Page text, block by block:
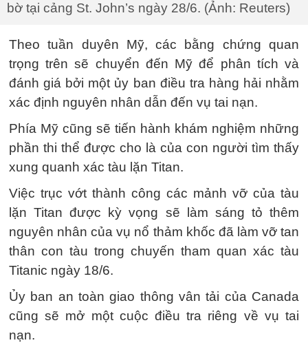
bờ tại cảng St. John’s ngày 28/6. (Ảnh: Reuters)
Theo tuần duyên Mỹ, các bằng chứng quan
trọng trên sẽ chuyển đến Mỹ để phân tích và
đánh giá bởi một ủy ban điều tra hàng hải nhằm
xác định nguyên nhân dẫn đến vụ tai nạn.
Phía Mỹ cũng sẽ tiến hành khám nghiệm những
phần thi thể được cho là của con người tìm thấy
xung quanh xác tàu lặn Titan.
Việc trục vớt thành công các mảnh vỡ của tàu
lặn Titan được kỳ vọng sẽ làm sáng tỏ thêm
nguyên nhân của vụ nổ thảm khốc đã làm vỡ tan
thân con tàu trong chuyến tham quan xác tàu
Titanic ngày 18/6.
Ủy ban an toàn giao thông vân tải của Canada
cũng sẽ mở một cuộc điều tra riêng về vụ tai
nạn.